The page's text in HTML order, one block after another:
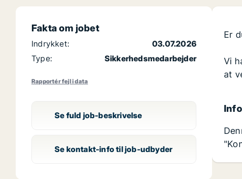
Er
Vi
at
Fakta om jobet
Indrykket:
03.07.2026
Type:
Sikkerhedsmedarbejder
Rapportér fejl i data
Se fuld job-beskrivelse
Se kontakt-info til job-udbyder